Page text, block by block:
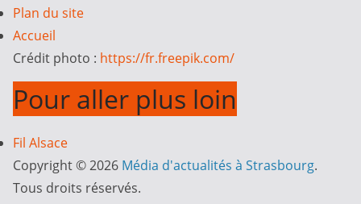
Plan du site
Accueil
Crédit photo : https://fr.freepik.com/
Pour aller plus loin
Fil Alsace
Copyright © 2026 Média d'actualités à Strasbourg.
Tous droits réservés.